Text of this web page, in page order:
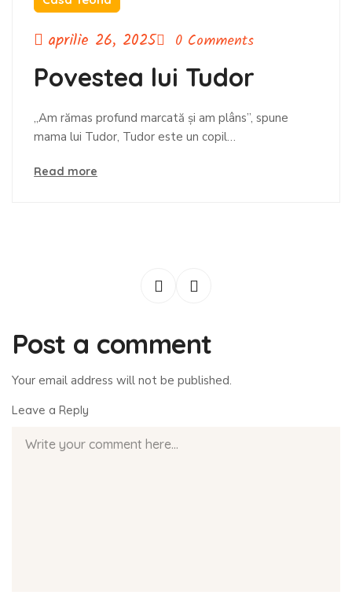
aprilie 26, 2025 0 Comments
Povestea lui Tudor
„Am rămas profund marcată și am plâns”, spune
mama lui Tudor, Tudor este un copil…
Read more
Post a comment
Your email address will not be published.
Leave a Reply